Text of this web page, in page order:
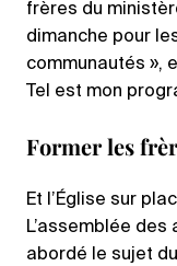
frères du
dimanche pour
communautés »,
Tel est mon
Former les
Et l’Église sur
L’assemblée des
abordé le sujet